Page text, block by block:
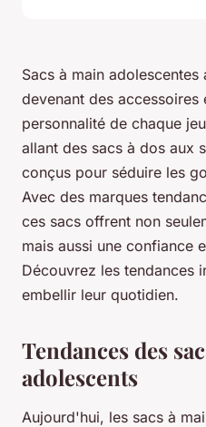
Sacs à main
devenant des accessoires
personnalité de chaque
allant des sacs à dos aux
conçus pour séduire les
Avec des marques
ces sacs offrent non
mais aussi une confiance
Découvrez les tendances
embellir leur quotidien.
Tendances des
adolescents
Aujourd'hui, les sacs à